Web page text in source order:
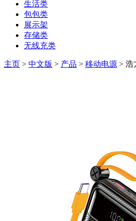
生活类
包包类
展示架
存储类
无线充类
主页 > 中文版 > 产品 > 移动电源 > 浩